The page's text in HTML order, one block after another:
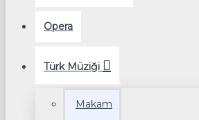
Opera
Türk Müziği
Makam